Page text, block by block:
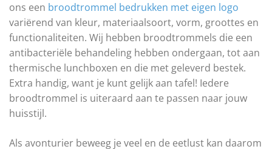
ons een broodtrommel bedrukken met eigen logo
variërend van kleur, materiaalsoort, vorm, groottes en
functionaliteiten. Wij hebben broodtrommels die een
antibacteriële behandeling hebben ondergaan, tot aan
thermische lunchboxen en die met geleverd bestek.
Extra handig, want je kunt gelijk aan tafel! Iedere
broodtrommel is uiteraard aan te passen naar jouw
huisstijl.
Als avonturier beweeg je veel en de eetlust kan daarom